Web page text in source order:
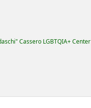
Cassero LGBTQIA+ Center